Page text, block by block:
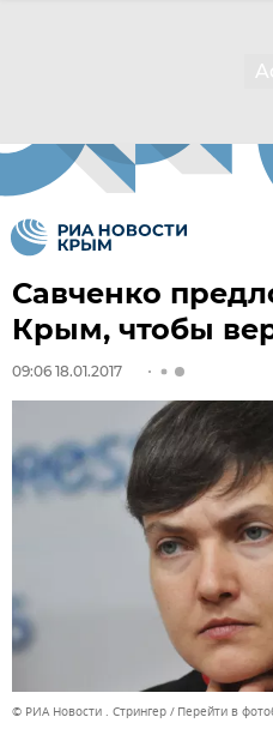
Савченко
Крым, чтобы
09:06 18.01.2017
© РИА Новости . Стрингер Перейти в